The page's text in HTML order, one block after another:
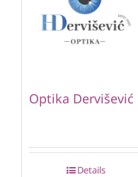
Optika Dervišević
Details